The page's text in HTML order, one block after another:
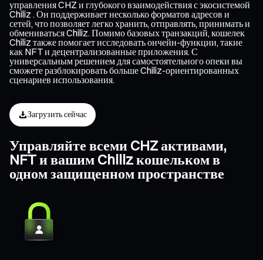
управления CHZ и глубокого взаимодействия с экосистемой
Chiliz . Он поддерживает несколько форматов адресов и
сетей, что позволяет легко хранить, отправлять, принимать и
обмениваться Chiliz. Помимо базовых транзакций, кошелек
Chiliz также помогает исследовать ончейн-функции, такие
как NFT и децентрализованные приложения. С
универсальным решением для самостоятельного опеки вы
сможете разблокировать больше Chiliz-ориентированных
сценариев использования.
Загрузить сейчас
Управляйте всеми CHZ активами,
NFT и вашим Chiliz кошельком в
одном защищенном пространстве